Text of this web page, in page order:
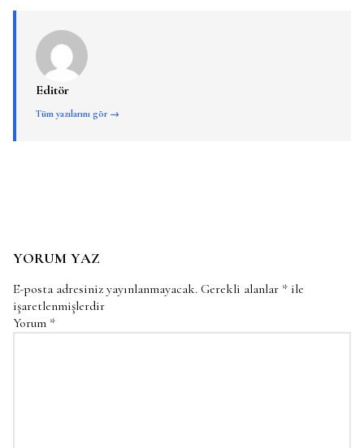
Editör
Tüm yazılarını gör →
YORUM YAZ
E-posta adresiniz yayınlanmayacak. Gerekli alanlar * ile
işaretlenmişlerdir
Yorum *